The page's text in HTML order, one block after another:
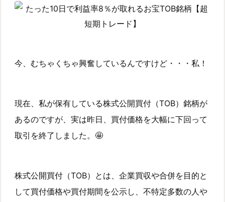
今、むちゃくちゃ興奮しているんですけど・・・私！
現在、私が保有している株式公開買付（TOB）銘柄が
あるのですが、実は昨日、買付価格を大幅に下回って
取引を終了しました。🤩
株式公開買付（TOB）とは、企業買収や合併を目的と
して買付価格や買付期間を公示し、不特定多数の人や